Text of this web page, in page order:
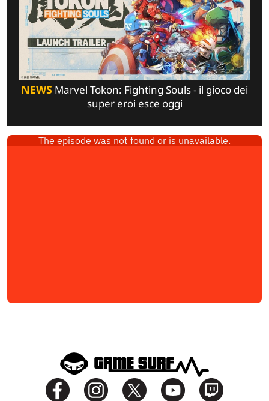
NEWS Marvel Tokon: Fighting Souls - il gioco dei
super eroi esce oggi